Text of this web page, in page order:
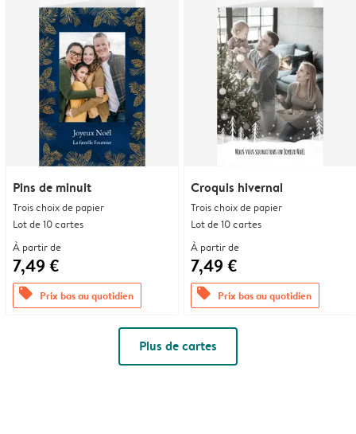
Pins de minuit
Trois choix de papier
Lot de 10 cartes
À partir de
7,49 €
offers Prix bas au quotidien
Croquis hivernal
Trois choix de papier
Lot de 10 cartes
À partir de
7,49 €
offers Prix bas au quotidien
Plus de cartes